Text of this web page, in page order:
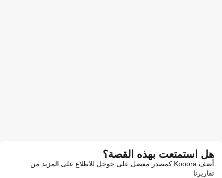
هل استمتعت بهذه القصة؟
أضف Kooora كمصدر مفضل على جوجل للاطلاع على المزيد من
تقاريرنا